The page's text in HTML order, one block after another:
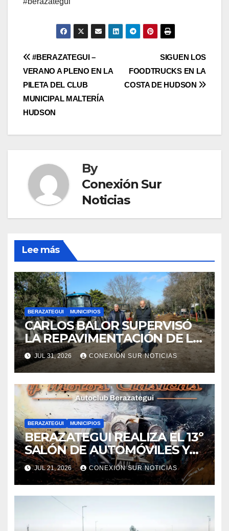
Post
navigation
SIGUEN LOS
FOODTRUCKS EN LA
COSTA DE HUDSON
#BERAZATEGUI –
VERANO A PLENO EN LA
PILETA DEL CLUB
MUNICIPAL MALTERÍA
HUDSON
By
Conexión Sur
Noticias
Lee más
BERAZATEGUI MUNICIPIOS
CARLOS BALOR SUPERVISÓ
LA REPAVIMENTACIÓN DE LA
AVENIDA AGOTE EN
RANELAGH
JUL 31, 2026 CONEXIÓN SUR NOTICIAS
BERAZATEGUI MUNICIPIOS
BERAZATEGUI REALIZA EL 13º
SALÓN DE AUTOMÓVILES Y
MOTOS CLÁSICAS
JUL 21, 2026 CONEXIÓN SUR NOTICIAS